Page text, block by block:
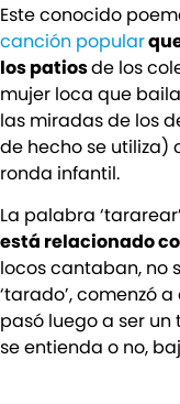
Este conocido
canción popular
los patiosde los
mujer loca que
las miradas de los
de hecho se utiliza)
ronda infantil.
La palabra
está relacionado
locos cantaban, no
‘tarado’, comenzó
pasó luego a ser un
se entienda o no,